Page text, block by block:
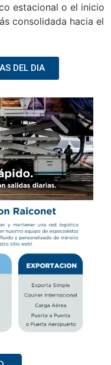
estacional o el inicio
consolidada hacia el
DEL DIA